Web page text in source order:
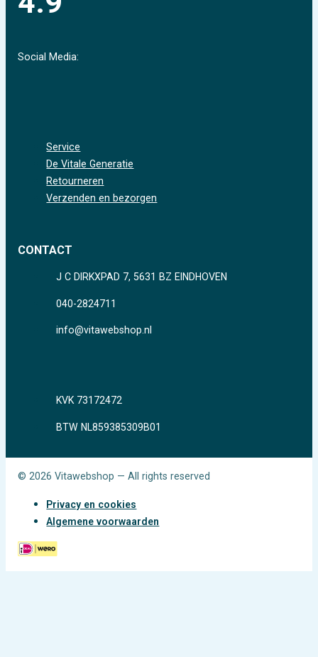
Social Media:
Service
De Vitale Generatie
Retourneren
Verzenden en bezorgen
CONTACT
J C DIRKXPAD 7, 5631 BZ EINDHOVEN
040-2824711
info@vitawebshop.nl
KVK 73172472
BTW NL859385309B01
© 2026 Vitawebshop — All rights reserved
Privacy en cookies
Algemene voorwaarden